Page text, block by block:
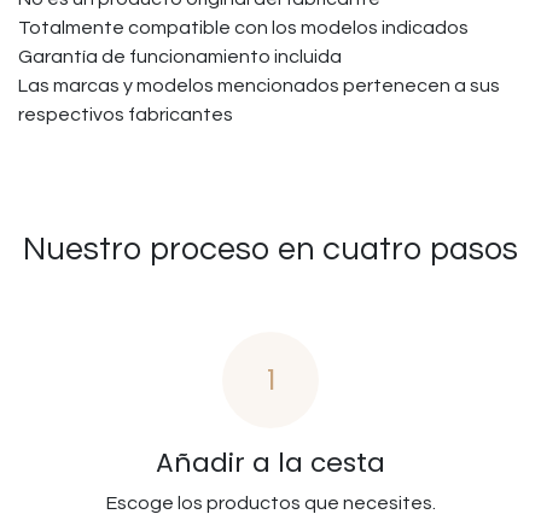
Totalmente compatible con los modelos indicados
Garantía de funcionamiento incluida
Las marcas y modelos mencionados pertenecen a sus
respectivos fabricantes
Nuestro proceso en cuatro pasos
1
Añadir a la cesta
Escoge los productos que necesites.